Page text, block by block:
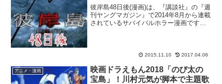
彼岸島48日後(漫画)は、『講談社』の『週
刊ヤングマガジン』で2014年8月から連載
されているサバイバルホラー漫画です。
2015.11.10 2017.04.06
アニメ・漫画
映画ドラえもん2018「のび太の
宝島」！川村元気が脚本で主題歌